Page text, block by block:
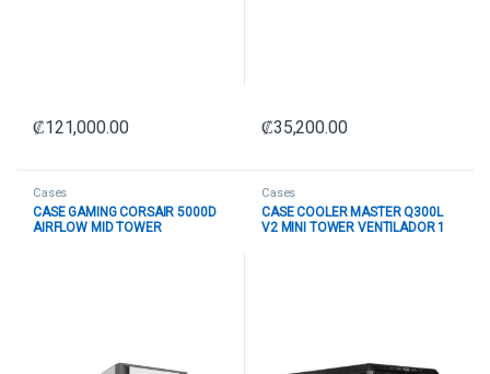
₡121,000.00 ₡35,200.00
Cases
CASE GAMING CORSAIR 5000D
AIRFLOW MID TOWER
Cases
CASE COOLER MASTER Q300L
V2 MINI TOWER VENTILADOR 1